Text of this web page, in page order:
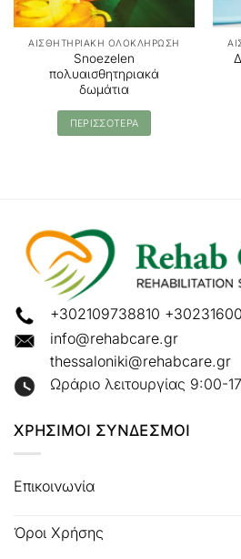
ΑΙΣΘΗΤΗΡΙΑΚΗ ΟΛΟΚΛΗΡΩΣΗ
Snoezelen
πολυαισθητηριακά
δωμάτια
ΠΕΡΙΣΣΟΤΕΡΑ
+302109738810
info@rehabcare.gr
thessaloniki@rehabcare.gr
Ωράριο λειτουργίας 9:00-
ΧΡΗΣΙΜΟΙ ΣΥΝΔΕΣΜΟΙ
Επικοινωνία
Όροι Χρήσης